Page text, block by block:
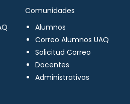
Comunidades
Alumnos
Correo Alumnos UAQ
Solicitud Correo
Docentes
Administrativos